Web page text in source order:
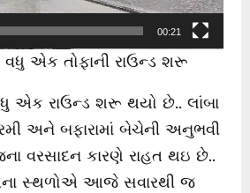
00:21
વધુ એક તોફાની રાઉન્ડ શરૂ
એક રાઉન્ડ શરૂ થયો છે.. લાંબા
અને બફારામાં બેચેની અનુભવી
વરસાદન કારણે રાહત થઇ છે..
સ્થળોએ આજે સવારથી જ